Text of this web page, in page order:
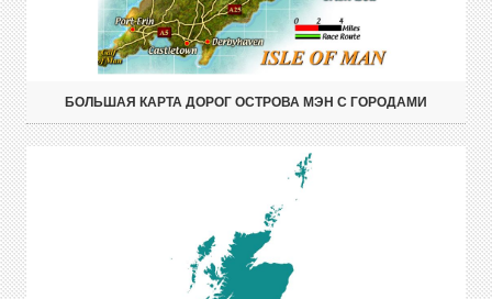
БОЛЬШАЯ КАРТА ДОРОГ ОСТРОВА МЭН С ГОРОДАМИ